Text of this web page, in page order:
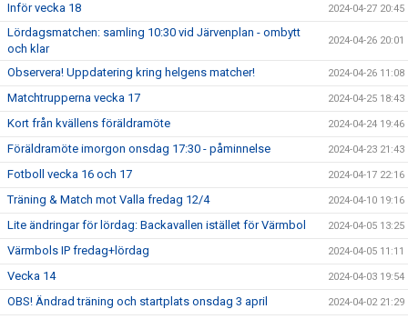
Inför vecka 18 2024-04-27 20:45
Lördagsmatchen: samling 10:30 vid Järvenplan - ombytt
och klar
2024-04-26 20:01
Observera! Uppdatering kring helgens matcher! 2024-04-26 11:08
Matchtrupperna vecka 17 2024-04-25 18:43
Kort från kvällens föräldramöte 2024-04-24 19:46
Föräldramöte imorgon onsdag 17:30 - påminnelse 2024-04-23 21:43
Fotboll vecka 16 och 17 2024-04-17 22:16
Träning & Match mot Valla fredag 12/4 2024-04-10 19:16
Lite ändringar för lördag: Backavallen istället för Värmbol 2024-04-05 13:25
Värmbols IP fredag+lördag 2024-04-05 11:11
Vecka 14 2024-04-03 19:54
OBS! Ändrad träning och startplats onsdag 3 april 2024-04-02 21:29